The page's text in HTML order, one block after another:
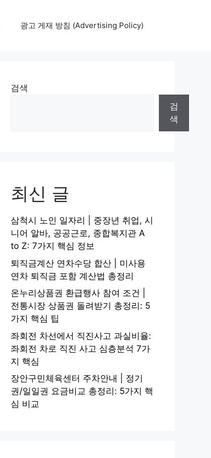
광고 게재 방침 (Advertising Policy)
검색
검
색
최신 글
삼척시 노인 일자리 | 중장년 취업, 시
니어 알바, 공공근로, 종합복지관 A
to Z: 7가지 핵심 정보
퇴직금계산 연차수당 합산 | 미사용
연차 퇴직금 포함 계산법 총정리
온누리상품권 환급행사 참여 조건 |
전통시장 상품권 돌려받기 총정리: 5
가지 핵심 팁
좌회전 차선에서 직진사고 과실비율:
좌회전 차로 직진 사고 심층분석 7가
지 핵심
장안구민체육센터 주차안내 | 정기
권/일일권 요금비교 총정리: 5가지 핵
심 비교